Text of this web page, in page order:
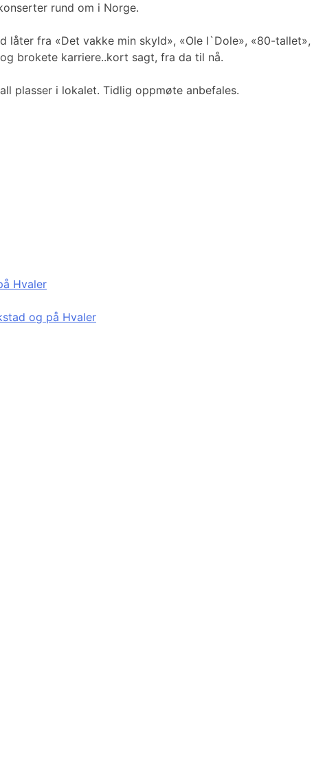
rund om i Norge.
låter fra «Det vakke min skyld», «Ole I`Dole», «80-
brokete karriere..kort sagt, fra da til nå.
plasser i lokalet. Tidlig oppmøte anbefales.
Hvaler
og på Hvaler